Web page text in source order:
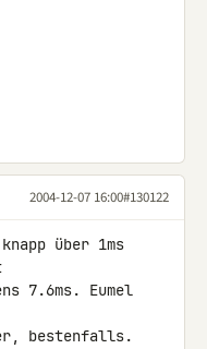
2004-12-07 16:00#130122
über 1ms
7.6ms. Eumel
bestenfalls.